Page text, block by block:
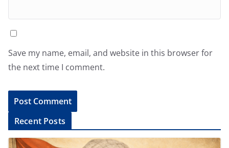
Save my name, email, and website in this browser for
the next time I comment.
l
Recent Posts